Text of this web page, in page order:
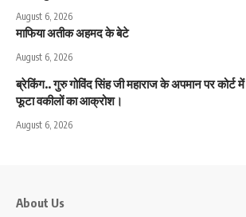
August 6, 2026
माफिया अतीक अहमद के बेटे
August 6, 2026
ब्रेकिंग.. गुरु गोविंद सिंह जी महाराज के अपमान पर कोर्ट में
फूटा वकीलों का आक्रोश।
August 6, 2026
About Us